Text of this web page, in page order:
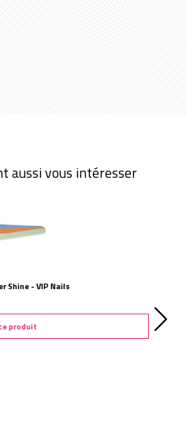
aussi vous intéresser
Shine - VIP Nails
produit